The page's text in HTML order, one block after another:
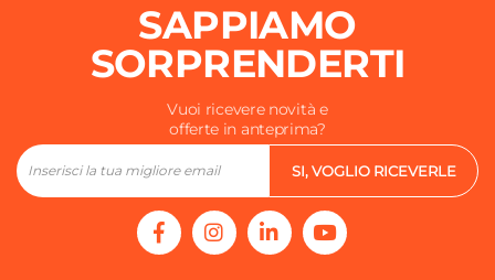
SAPPIAMO
SORPRENDERTI
Vuoi ricevere novità e
offerte in anteprima?
SI, VOGLIO RICEVERLE